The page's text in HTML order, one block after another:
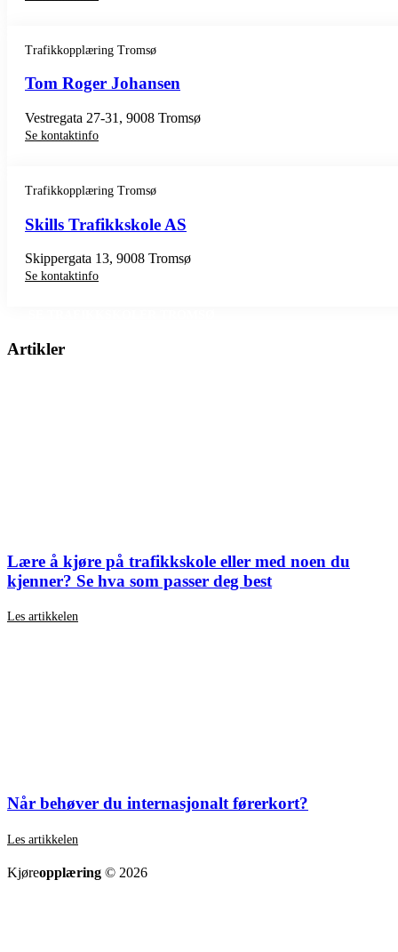
Trafikkopplæring Tromsø
Tom Roger Johansen
Vestregata 27-31, 9008 Tromsø
Se kontaktinfo
Trafikkopplæring Tromsø
Skills Trafikkskole AS
Skippergata 13, 9008 Tromsø
Se kontaktinfo
Artikler
Lære å kjøre på trafikkskole eller med noen du
kjenner? Se hva som passer deg best
Les artikkelen
Når behøver du internasjonalt førerkort?
Les artikkelen
Kjøreopplæring © 2026